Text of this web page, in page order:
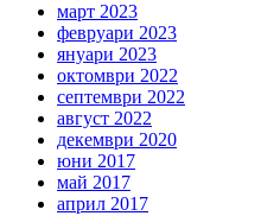
март 2023
февруари 2023
януари 2023
октомври 2022
септември 2022
август 2022
декември 2020
юни 2017
май 2017
април 2017